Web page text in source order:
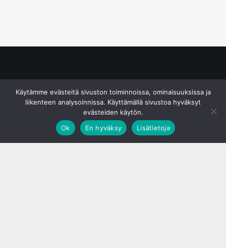
Käytämme evästeitä sivuston toiminnoissa, ominaisuuksissa ja
liikenteen analysoinnissa. Käyttämällä sivustoa hyväksyt
evästeiden käytön.
Ok
En hyväksy Lisätietoja